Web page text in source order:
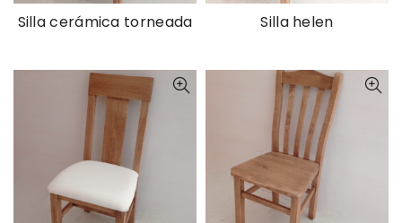
Silla cerámica torneada Silla helen